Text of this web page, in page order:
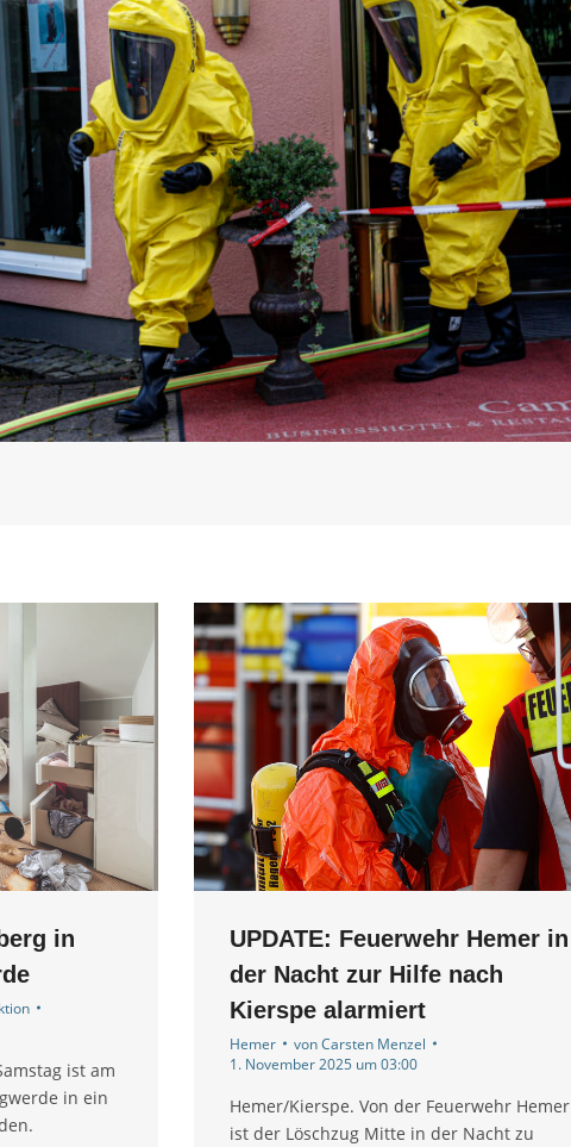
in
ist am
in ein
UPDATE: Feuerwehr Hemer in
der Nacht zur Hilfe nach
Kierspe alarmiert
Hemer vonCarsten Menzel
1. November 2025 um 03:00
Hemer/Kierspe. Von der Feuerwehr Hemer
ist der Löschzug Mitte in der Nacht zu